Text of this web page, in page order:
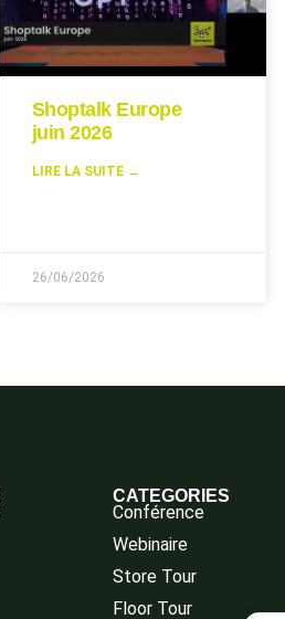
Shoptalk Europe
juin 2026
LIRE LA SUITE →
26/06/2026
CATEGORIES
Conférence
Webinaire
Store Tour
Floor Tour